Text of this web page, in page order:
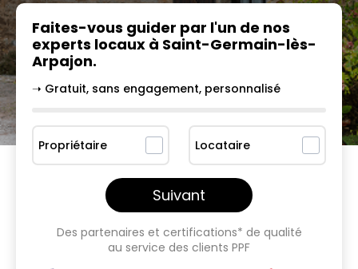
Faites-vous guider par l'un de nos
experts locaux à Saint-Germain-lès-
Arpajon.
➝ Gratuit, sans engagement, personnalisé
Propriétaire Locataire
Suivant
Des partenaires et certifications* de qualité
au service des clients PPF